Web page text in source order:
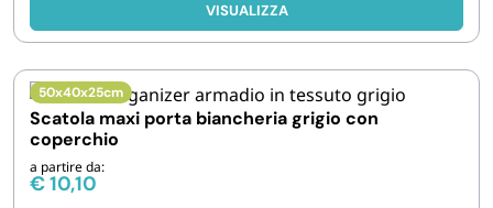
VISUALIZZA
50x40x25cm
Scatola maxi porta biancheria grigio con
coperchio
a partire da:
€10,10